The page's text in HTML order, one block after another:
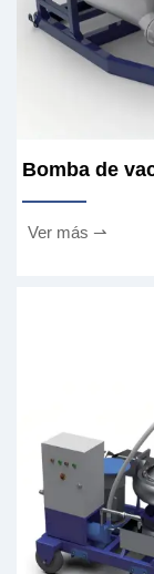
Bomba de
Ver más ⇀